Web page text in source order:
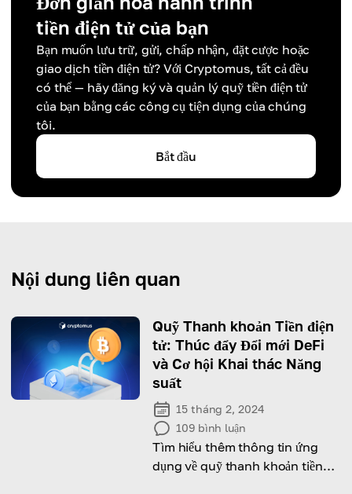
tiền điện tử của bạn
Bạn muốn lưu trữ, gửi, chấp nhận, đặt cược hoặc
giao dịch tiền điện tử? Với Cryptomus, tất cả đều
có thể — hãy đăng ký và quản lý quỹ tiền điện tử
của bạn bằng các công cụ tiện dụng của chúng
tôi.
Bắt đầu
Nội dung liên quan
Quỹ Thanh khoản Tiền điện
tử: Thúc đẩy Đổi mới DeFi
và Cơ hội Khai thác Năng
suất
15 tháng 2, 2024
109 bình luận
Tìm hiểu thêm thông tin ứng
dụng về quỹ thanh khoản tiền